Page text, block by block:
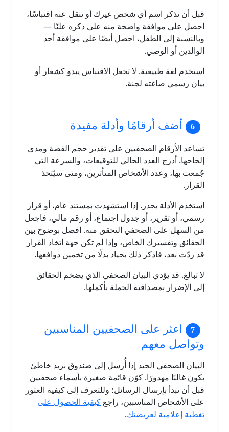
قبل أن تذكر اسم أي شخص غيرك أو تنقل عنه اقتباسًا،
احصل على موافقة واضحة منه على ذكره علنًا —
وبالنسبة إلى الطفل، احصل أيضًا على موافقة أحد
الوالدين أو الوصي.
استخدم لغة طبيعية. لا تجعل الاقتباس يبدو كشعار أو
بيان رسمي صاغته لجنة.
أضف أرقامًا وأدلة مفيدة
تساعد الأرقام الصحفيين على تقدير حجم القصة ومدى
إلحاحها. أدرج العدد الحالي للتوقيعات، والسرعة التي
جُمعت بها، وعدد الأشخاص المتأثرين، ومتى سيُتخذ
القرار.
استخدم الأدلة بحذر. إذا استشهدت بمستند عام، أو قرار
رسمي، أو تقرير، أو جدول اجتماع، أو رقم مالي، فاجعل
من السهل على الصحفي التحقق منه. افصل بوضوح بين
الحقائق وتفسيرك الخاص، وإذا لم تكن جهة اتخاذ القرار
قد ردّت بعد، فاذكر ذلك بحياد بدلًا من تخمين دوافعها.
لا تبالغ. قد يؤدي البيان الصحفي الذي يضخم الحقائق
إلى الإضرار بمصداقية الحملة بأكملها.
اعثر على الصحفيين المناسبين
وتواصل معهم
البيان الصحفي الجيد إذا أُرسل إلى صندوق بريد خاطئ
يكون غالبًا مهدورًا. كوّن قائمة صغيرة بأسماء صحفيين
قبل أن تبدأ بإرسال الرسائل؛ وللتعرف إلى كيفية العثور
على الأشخاص المناسبين، راجع كيفية الحصول على
تغطية إعلامية لعريضتك.